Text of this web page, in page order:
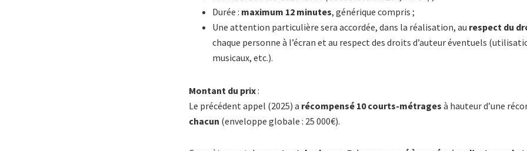
Durée : maximum 12 minutes, générique compris ;
Une attention particulière sera accordée, dans la réalisation, au respect du
chaque personne à l’écran et au respect des droits d’auteur éventuels
musicaux, etc.).
Montant du prix:
Le précédent appel (2025) a récompensé 10 courts-métrages à hauteur d’une
chacun (enveloppe globale : 25 000€).